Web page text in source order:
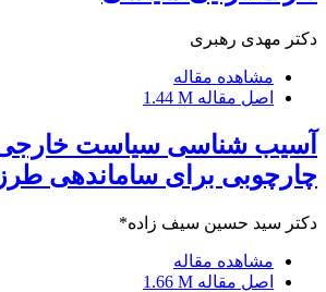
دکتر مهدی رهبری
مشاهده مقاله
اصل مقاله 1.44 M
آسیب شناسی سیاست خارجی
چارچوبی برای ساماندهی
دکتر سید حسین سیف زاده*
مشاهده مقاله
اصل مقاله 1.66 M